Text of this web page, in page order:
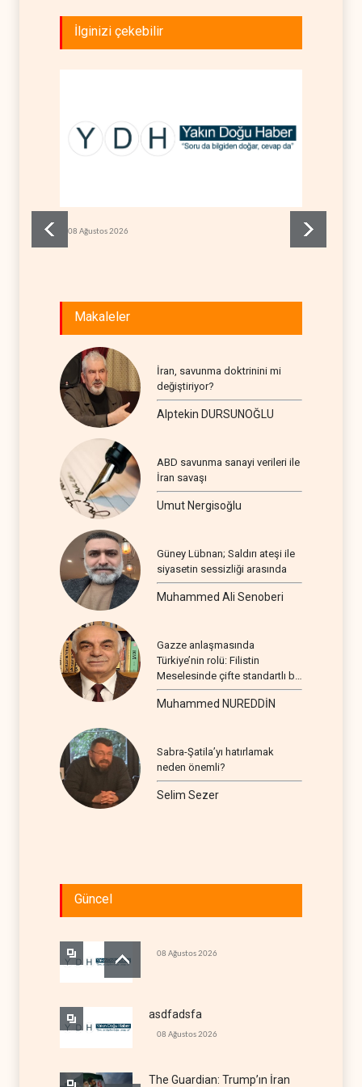
İlginizi çekebilir
08 Ağustos 2026
Makaleler
İran, savunma doktrinini mi
değiştiriyor?
Alptekin DURSUNOĞLU
ABD savunma sanayi verileri ile
İran savaşı
Umut Nergisoğlu
Güney Lübnan; Saldırı ateşi ile
siyasetin sessizliği arasında
Muhammed Ali Senoberi
Gazze anlaşmasında
Türkiye’nin rolü: Filistin
Meselesinde çifte standartlı bir
seyir
Muhammed NUREDDİN
Sabra-Şatila’yı hatırlamak
neden önemli?
Selim Sezer
Güncel
08 Ağustos 2026
asdfadsfa
08 Ağustos 2026
The Guardian: Trump’ın İran